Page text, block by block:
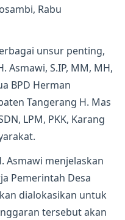
Rabu
unsur penting,
Asmawi, S.IP, MM, MH,
BPD Herman
Tangerang H. Mas
LPM, PKK, Karang
Asmawi menjelaskan
Pemerintah Desa
dialokasikan untuk
tersebut akan